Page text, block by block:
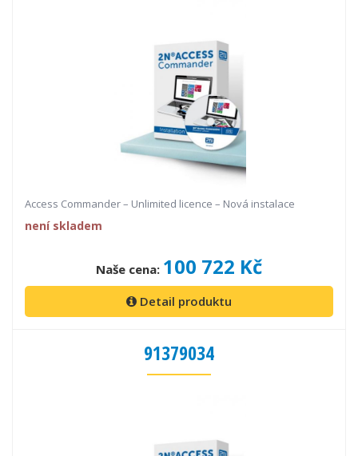
Access Commander – Unlimited licence – Nová instalace
není skladem
Naše cena: 100 722 Kč
Detail produktu
91379034